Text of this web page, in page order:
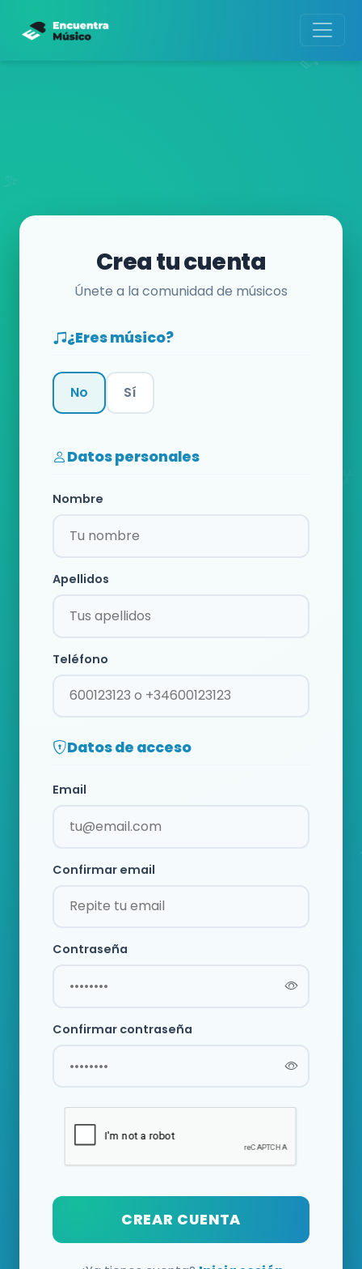
Crea tu cuenta
Únete a la comunidad de músicos
¿Eres músico?
No Sí
Datos personales
Nombre
Apellidos
Teléfono
Datos de acceso
Email
Confirmar email
Contraseña
Confirmar contraseña
CREAR CUENTA